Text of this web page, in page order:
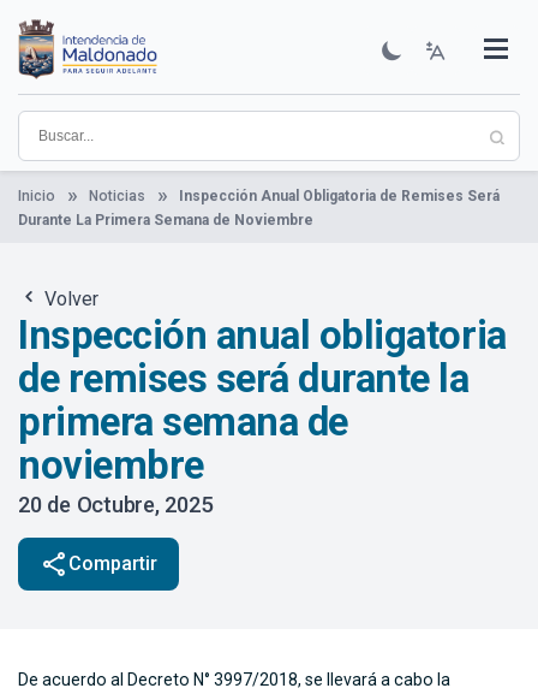
contenido
principal
Institucional
Municipios
Descubre Maldonado
Comunicación
Servicios
Guía De Trámites
Ver Noticias
Inicio Noticias
Inspección Anual Obligatoria de Remises Será
Durante La Primera Semana de Noviembre
Volver
Inspección anual obligatoria
de remises será durante la
primera semana de
noviembre
20 de Octubre, 2025
share Compartir
De acuerdo al Decreto N° 3997/2018, se llevará a cabo la